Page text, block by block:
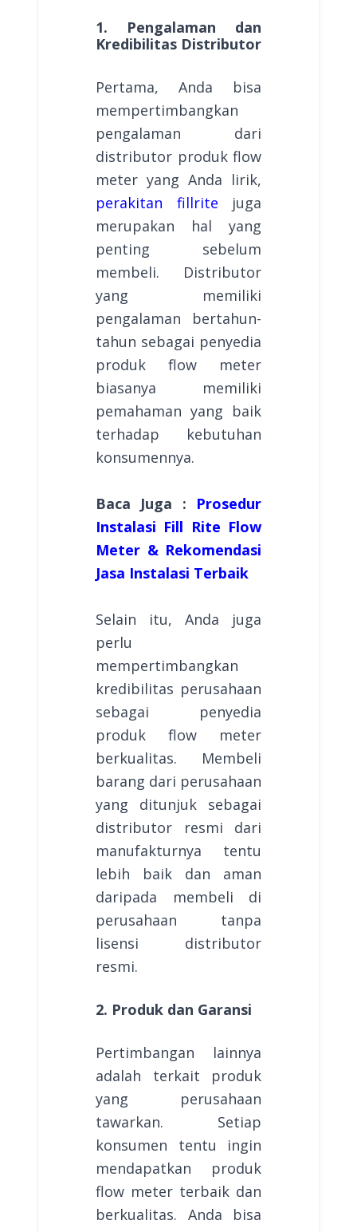
1. Pengalaman dan
Kredibilitas Distributor
Pertama, Anda bisa
mempertimbangkan
pengalaman dari
distributor produk flow
meter yang Anda lirik,
perakitan fillrite juga
merupakan hal yang
penting sebelum
membeli. Distributor
yang memiliki
pengalaman bertahun-
tahun sebagai penyedia
produk flow meter
biasanya memiliki
pemahaman yang baik
terhadap kebutuhan
konsumennya.
Baca Juga : Prosedur
Instalasi Fill Rite Flow
Meter & Rekomendasi
Jasa Instalasi Terbaik
Selain itu, Anda juga
perlu
mempertimbangkan
kredibilitas perusahaan
sebagai penyedia
produk flow meter
berkualitas. Membeli
barang dari perusahaan
yang ditunjuk sebagai
distributor resmi dari
manufakturnya tentu
lebih baik dan aman
daripada membeli di
perusahaan tanpa
lisensi distributor
resmi.
2. Produk dan Garansi
Pertimbangan lainnya
adalah terkait produk
yang perusahaan
tawarkan. Setiap
konsumen tentu ingin
mendapatkan produk
flow meter terbaik dan
berkualitas. Anda bisa